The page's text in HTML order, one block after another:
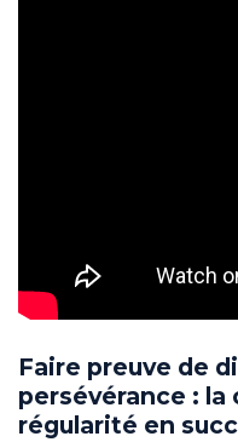
Faire preuve de
persévérance : la
régularité en